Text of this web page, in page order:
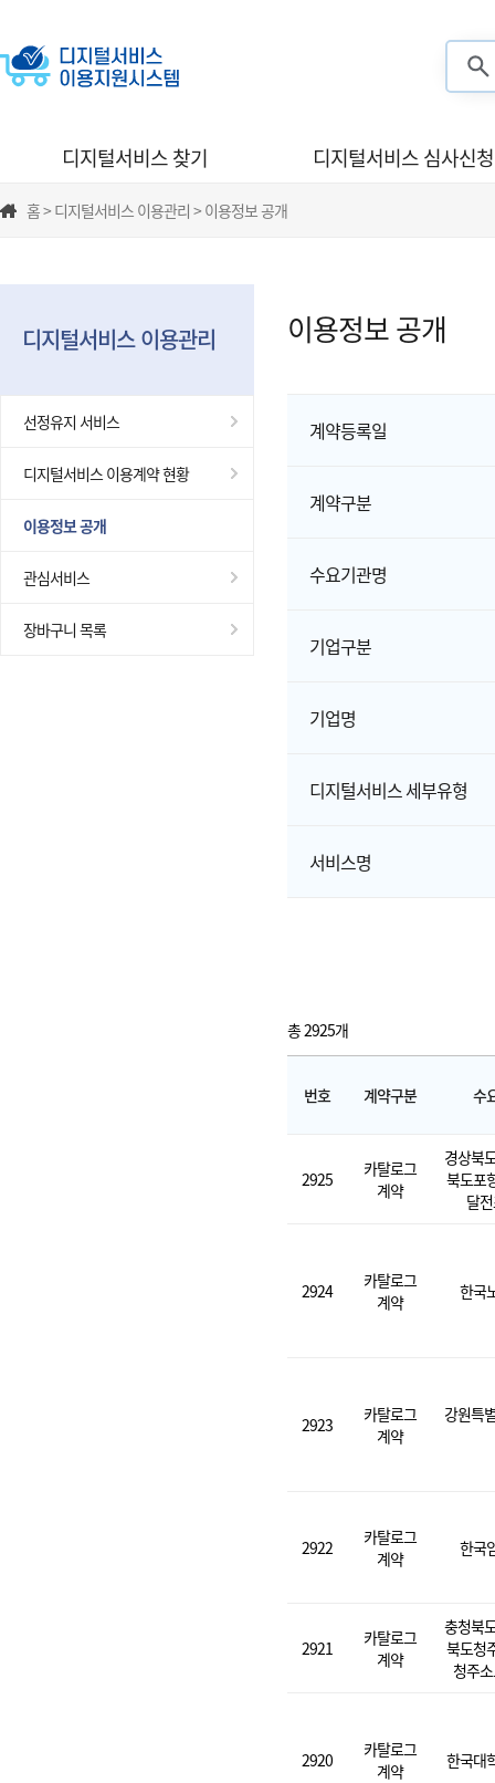
디지털서비스 찾기 디지털서비스 심사신청
홈 > 디지털서비스 이용관리 > 이용정보 공개
디지털서비스 이용관리
선정유지 서비스
디지털서비스 이용계약 현황
이용정보 공개
관심서비스
장바구니 목록
이용정보 공개
계약등록일
계약구분
수요기관명
기업구분
기업명
디지털서비스 세부유형
서비스명
총 2925개
번호 계약구분 수
2925
카탈로그
계약
경상북
북도포
달
2924
카탈로그
계약
한국
2923
카탈로그
계약
강원특
2922
카탈로그
계약
한국
2921
카탈로그
계약
충청북
북도청
청주
2920
카탈로그
계약
한국대